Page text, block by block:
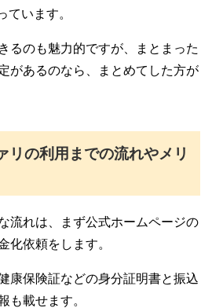
ています。
るのも魅力的ですが、まとまった
があるのなら、まとめてした方が
リの利用までの流れやメリ
流れは、まず公式ホームページの
化依頼をします。
康保険証などの身分証明書と振込
も載せます。